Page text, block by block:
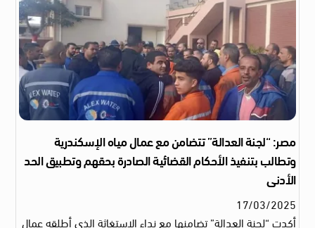
مصر: “لجنة العدالة” تتضامن مع عمال مياه الإسكندرية
وتطالب بتنفيذ الأحكام القضائية الصادرة بحقهم وتطبيق الحد
الأدنى
17/03/2025
أكدت “لجنة العدالة” تضامنها مع نداء الاستغاثة الذي أطلقه عمال